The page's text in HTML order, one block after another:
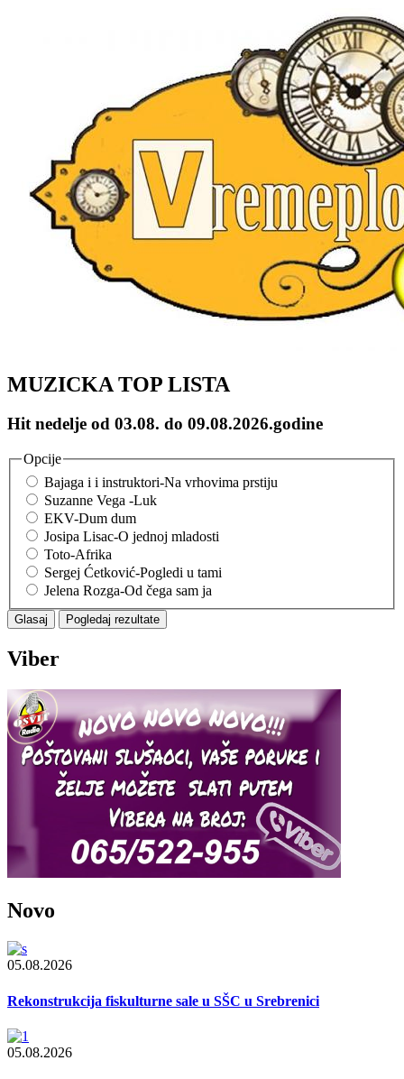
MUZICKA TOP LISTA
Hit nedelje od 03.08. do 09.08.2026.godine
Opcije
Bajaga i i instruktori-Na vrhovima prstiju
Suzanne Vega -Luk
EKV-Dum dum
Josipa Lisac-O jednoj mladosti
Toto-Afrika
Sergej Ćetković-Pogledi u tami
Jelena Rozga-Od čega sam ja
Viber
Novo
05.08.2026
Rekonstrukcija fiskulturne sale u SŠC u Srebrenici
05.08.2026